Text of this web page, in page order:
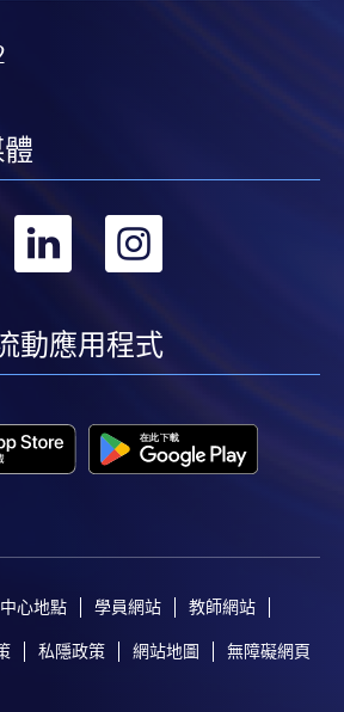
轉
轉
linkedin
動應用程式
心地點 學員網站 教師網站
私隱政策 網站地圖 無障礙網頁